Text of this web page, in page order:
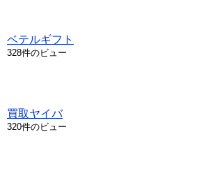
ベテルギフト
328件のビュー
買取ヤイバ
320件のビュー